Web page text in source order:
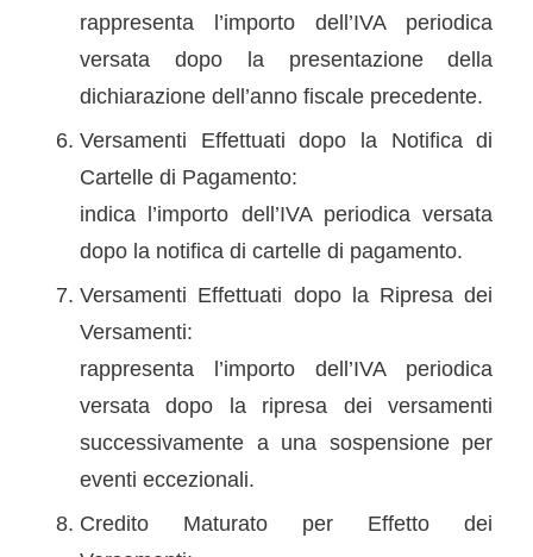
rappresenta l’importo dell’IVA periodica
versata dopo la presentazione della
dichiarazione dell’anno fiscale precedente.
Versamenti Effettuati dopo la Notifica di
Cartelle di Pagamento:
indica l’importo dell’IVA periodica versata
dopo la notifica di cartelle di pagamento.
Versamenti Effettuati dopo la Ripresa dei
Versamenti:
rappresenta l’importo dell’IVA periodica
versata dopo la ripresa dei versamenti
successivamente a una sospensione per
eventi eccezionali.
Credito Maturato per Effetto dei